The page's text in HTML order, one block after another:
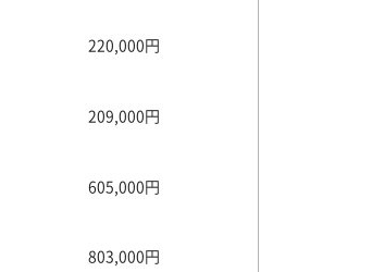
220,000円
209,000円
605,000円
803,000円